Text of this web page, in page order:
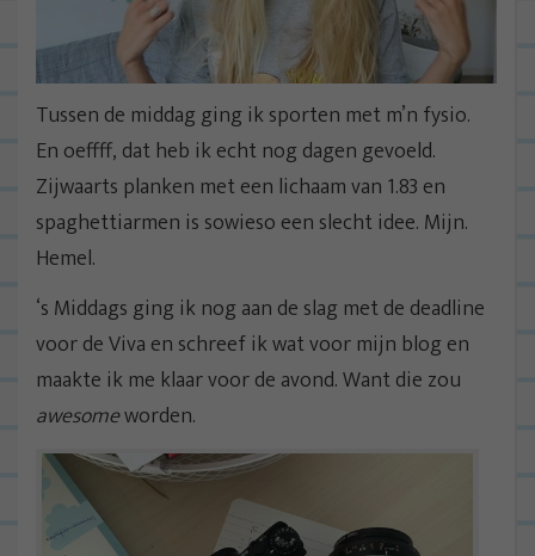
Tussen de middag ging ik sporten met m’n fysio.
En oeffff, dat heb ik echt nog dagen gevoeld.
Zijwaarts planken met een lichaam van 1.83 en
spaghettiarmen is sowieso een slecht idee. Mijn.
Hemel.
‘s Middags ging ik nog aan de slag met de deadline
voor de Viva en schreef ik wat voor mijn blog en
maakte ik me klaar voor de avond. Want die zou
awesomeworden.